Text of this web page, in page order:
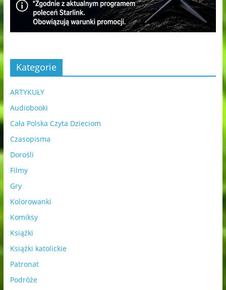
Kategorie
ARTYKUŁY
Audiobooki
Cała Polska Czyta Dzieciom
Czasopisma
Dorośli
Filmy
Gry
Kolorowanki
Komiksy
Książki
Książki katolickie
Patronat
Podróże